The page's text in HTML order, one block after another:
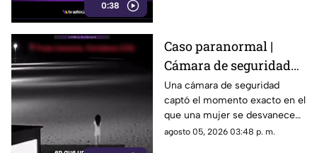
0:38
Caso paranormal |
Cámara de seguridad
en la playa capta cómo
DESAPARECE una
MUJER entre el aire
durante el VERANO
Una cámara de seguridad
captó el momento exacto en el
que una mujer se desvanece
entre el aire cuando caminaba
agosto 05, 2026 03:48 p. m.